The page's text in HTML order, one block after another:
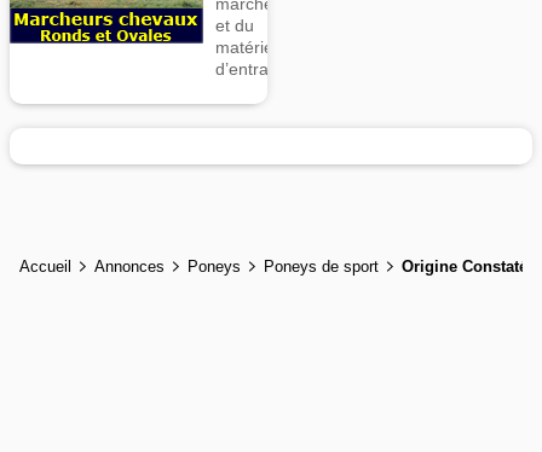
et du
matériel
d’entrainement
Accueil Annonces Poneys Poneys de sport Origine Constatée